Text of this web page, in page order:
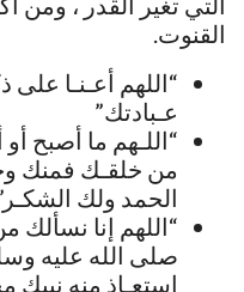
القنوت.
“اللهم أعـنـا
عـبادتك”
“اللـهم ما أصبح
من خلقـك فمنك
الحمد ولك
“اللهم إنا
صلى الله عليه
استعـاذ منه